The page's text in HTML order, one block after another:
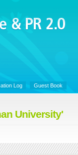
&
Log Guest Book
University'